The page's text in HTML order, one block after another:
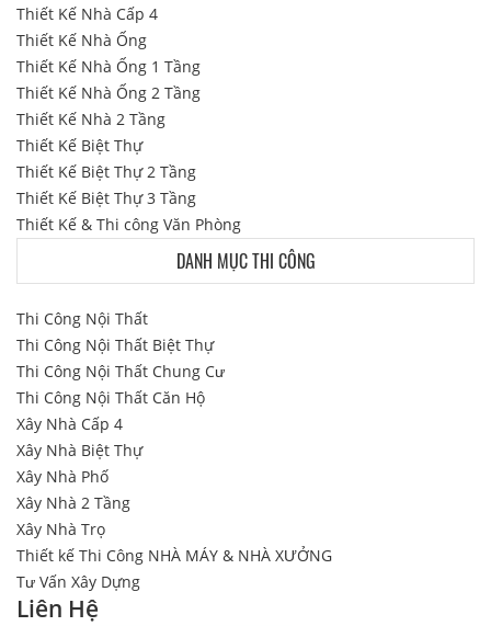
Thiết Kế Nhà Cấp 4
Thiết Kế Nhà Ống
Thiết Kế Nhà Ống 1 Tầng
Thiết Kế Nhà Ống 2 Tầng
Thiết Kế Nhà 2 Tầng
Thiết Kế Biệt Thự
Thiết Kế Biệt Thự 2 Tầng
Thiết Kế Biệt Thự 3 Tầng
Thiết Kế & Thi công Văn Phòng
DANH MỤC THI CÔNG
Thi Công Nội Thất
Thi Công Nội Thất Biệt Thự
Thi Công Nội Thất Chung Cư
Thi Công Nội Thất Căn Hộ
Xây Nhà Cấp 4
Xây Nhà Biệt Thự
Xây Nhà Phố
Xây Nhà 2 Tầng
Xây Nhà Trọ
Thiết kế Thi Công NHÀ MÁY & NHÀ XƯỞNG
Tư Vấn Xây Dựng
Liên Hệ